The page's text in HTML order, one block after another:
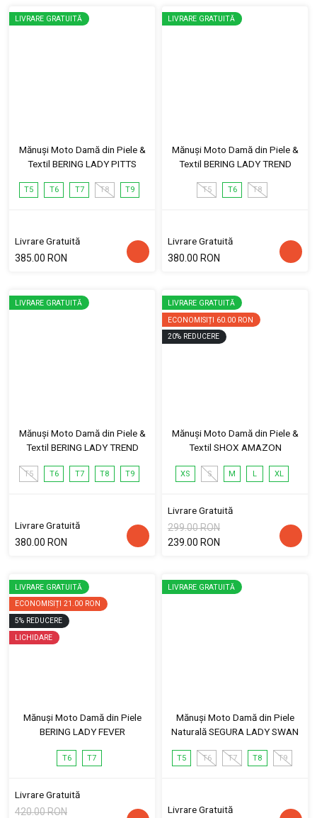
LIVRARE GRATUITĂ
Mănuși Moto Damă din Piele &
Textil BERING LADY PITTS
T5 T6 T7 T8 T9
Livrare Gratuită
385.00 RON
LIVRARE GRATUITĂ
Mănuși Moto Damă din Piele &
Textil BERING LADY TREND
T5 T6 T8
Livrare Gratuită
380.00 RON
LIVRARE GRATUITĂ
Mănuși Moto Damă din Piele &
Textil BERING LADY TREND
T5 T6 T7 T8 T9
Livrare Gratuită
380.00 RON
LIVRARE GRATUITĂ
ECONOMISIȚI 60.00 RON
20% REDUCERE
Mănuși Moto Damă din Piele &
Textil SHOX AMAZON
XS S M L XL
Livrare Gratuită
299.00 RON
239.00 RON
LIVRARE GRATUITĂ
ECONOMISIȚI 21.00 RON
5% REDUCERE
LICHIDARE
Mănuși Moto Damă din Piele
BERING LADY FEVER
T6 T7
Livrare Gratuită
420.00 RON
LIVRARE GRATUITĂ
Mănuși Moto Damă din Piele
Naturală SEGURA LADY SWAN
T5 T6 T7 T8 T9
Livrare Gratuită